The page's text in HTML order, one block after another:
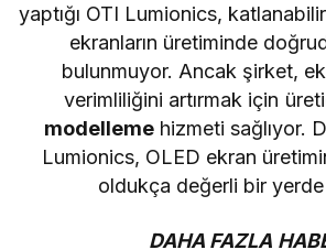
yaptığı OTI Lumionics,
ekranların üretiminde
bulunmuyor. Ancak şirket,
verimliliğini artırmak için
modellemehizmeti sağlıyor.
Lumionics, OLED ekran
oldukça değerli bir
DAHA FAZLA